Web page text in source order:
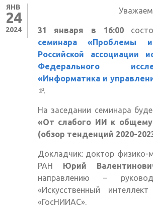
ЯНВ
24
2024 31 января в 16:00
семинара «Проблемы
Российской ассоциации
Федерального
«Информатика и
(внешняя ссылка)
.
На заседании семинара
«От слабого ИИ к общему
(обзор тенденций 2020-
Докладчик: доктор физико-
РАН Юрий
направлению –
«Искусственный
«ГосНИИАС».